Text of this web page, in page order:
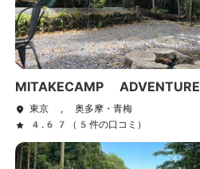
MITAKECAMP ADVENTURE
東京 , 奥多摩・青梅
4.67（5件の口コミ）